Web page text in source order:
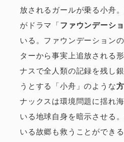
放されるガールが乗る小舟
がドラマ「ファウンデーシ
いる。ファウンデーション
ターから事実上追放される
ナスで全人類の記録を残し
うとする「小舟」のような
ナックスは環境問題に揺れ
いる地球自身を暗示させる
いる故郷も救うことができる